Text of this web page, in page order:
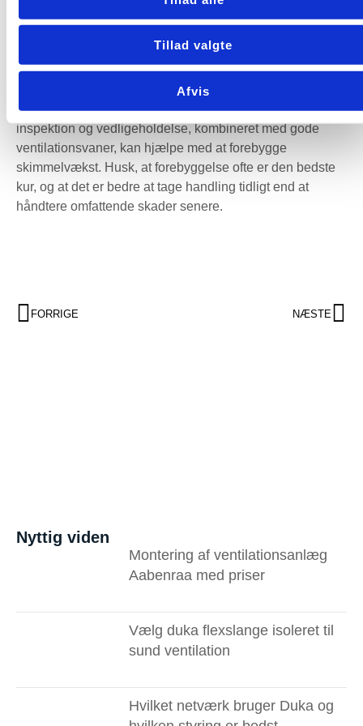
Tillad valgte
Afvis
Skimmelsvampens skjulte
ansigt
Skimmelsvamp kan være en usynlig fjende i hjemmet,
men ved at forstå dens udseende og tegn kan du tage
proaktive skridt for at beskytte dit hjem. Regelmæssig
inspektion og vedligeholdelse, kombineret med gode
ventilationsvaner, kan hjælpe med at forebygge
skimmelvækst. Husk, at forebyggelse ofte er den bedste
kur, og at det er bedre at tage handling tidligt end at
håndtere omfattende skader senere.
FORRIGE NÆSTE
Nyttig viden
Montering af ventilationsanlæg
Aabenraa med priser
Vælg duka flexslange isoleret til
sund ventilation
Hvilket netværk bruger Duka og